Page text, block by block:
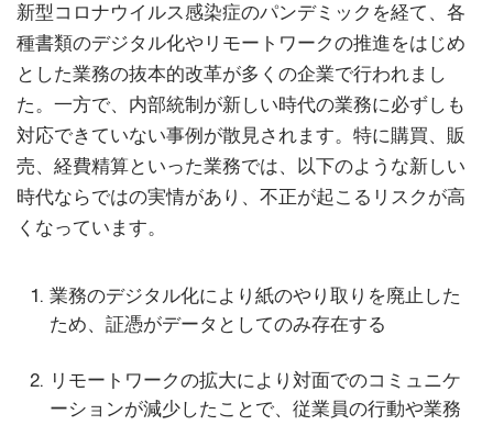
新型コロナウイルス感染症のパンデミックを経て、各
種書類のデジタル化やリモートワークの推進をはじめ
とした業務の抜本的改革が多くの企業で行われまし
た。一方で、内部統制が新しい時代の業務に必ずしも
対応できていない事例が散見されます。特に購買、販
売、経費精算といった業務では、以下のような新しい
時代ならではの実情があり、不正が起こるリスクが高
くなっています。
業務のデジタル化により紙のやり取りを廃止した
ため、証憑がデータとしてのみ存在する
リモートワークの拡大により対面でのコミュニケ
ーションが減少したことで、従業員の行動や業務